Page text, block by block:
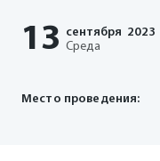
13 сентября 2023
Среда
Место проведения: